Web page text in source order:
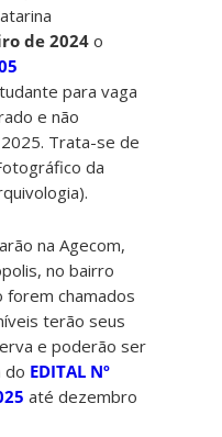
de 2024o
para vaga
e não
Trata-se de
da
na Agecom,
no bairro
forem chamados
terão seus
e poderão ser
do EDITAL Nº
até dezembro